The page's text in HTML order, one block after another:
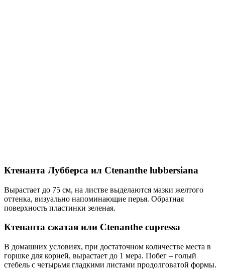
Ктенанта Лубберса ил Ctenanthe lubbersiana
Вырастает до 75 см, на листве выделаются мазки желтого
оттенка, визуально напоминающие перья. Обратная
поверхность пластинки зеленая.
Ктенанта сжатая или Ctenanthe cupressa
В домашних условиях, при достаточном количестве места в
горшке для корней, вырастает до 1 мера. Побег – голый
стебель с четырьмя гладкими листами продолговатой формы.